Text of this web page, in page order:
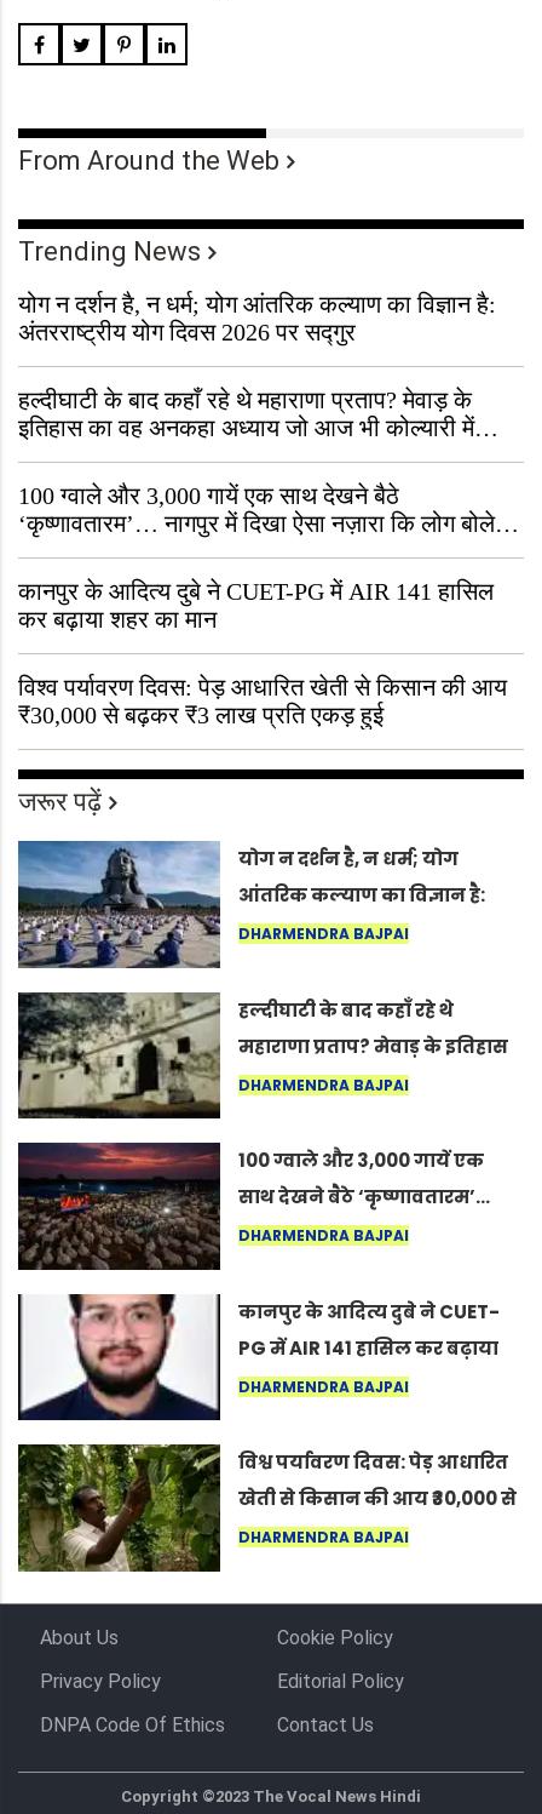
From Around the Web
Trending News
योग न दर्शन है, न धर्म; योग आंतरिक कल्याण का विज्ञान है:
अंतरराष्ट्रीय योग दिवस 2026 पर सद्गुर
हल्दीघाटी के बाद कहाँ रहे थे महाराणा प्रताप? मेवाड़ के
इतिहास का वह अनकहा अध्याय जो आज भी कोल्यारी में
जीवित है
100 ग्वाले और 3,000 गायें एक साथ देखने बैठे
‘कृष्णावतारम’… नागपुर में दिखा ऐसा नज़ारा कि लोग बोले,
“ऐसा तो सिर्फ़ कृष्ण ही कर सकते हैं”
कानपुर के आदित्य दुबे ने CUET-PG में AIR 141 हासिल
कर बढ़ाया शहर का मान
विश्व पर्यावरण दिवस: पेड़ आधारित खेती से किसान की आय
₹30,000 से बढ़कर ₹3 लाख प्रति एकड़ हुई
जरूर पढ़ें
योग न दर्शन है, न धर्म; योग
आंतरिक कल्याण का विज्ञान है:
अंतरराष्ट्रीय योग दिवस 2026 पर
DHARMENDRA BAJPAI
हल्दीघाटी के बाद कहाँ रहे थे
महाराणा प्रताप? मेवाड़ के इतिहास
का वह अनकहा अध्याय जो आज भी
DHARMENDRA BAJPAI
100 ग्वाले और 3,000 गायें एक
साथ देखने बैठे ‘कृष्णावतारम’…
नागपुर में दिखा ऐसा नज़ारा कि
कर सकते हैं”
DHARMENDRA BAJPAI
कानपुर के आदित्य दुबे ने CUET-
PG में AIR 141 हासिल कर बढ़ाया
शहर का मान
DHARMENDRA BAJPAI
विश्व पर्यावरण दिवस: पेड़ आधारित
खेती से किसान की आय ₹30,000 से
बढ़कर ₹3 लाख प्रति एकड़ हुई
DHARMENDRA BAJPAI
About Us
Cookie Policy
Privacy Policy
Editorial Policy
DNPA Code Of Ethics
Contact Us
Copyright ©2023 The Vocal News Hindi